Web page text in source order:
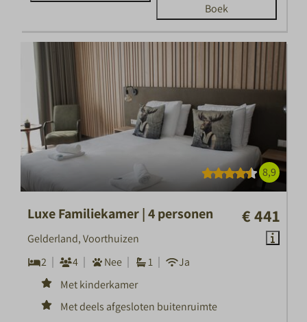
Boek
8,9
€ 441
Luxe Familiekamer | 4 personen
Gelderland, Voorthuizen
2
4 Nee 1
Ja
Met kinderkamer
Met deels afgesloten buitenruimte